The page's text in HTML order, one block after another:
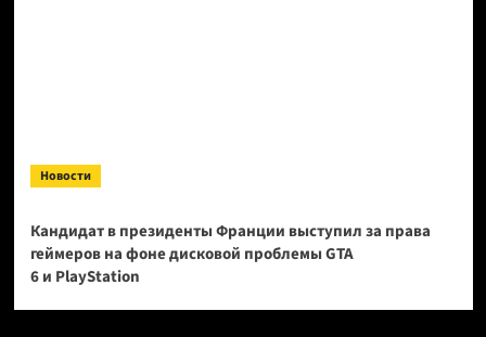
Новости
Кандидат в президенты Франции выступил за права
геймеров на фоне дисковой проблемы GTA
6 и PlayStation